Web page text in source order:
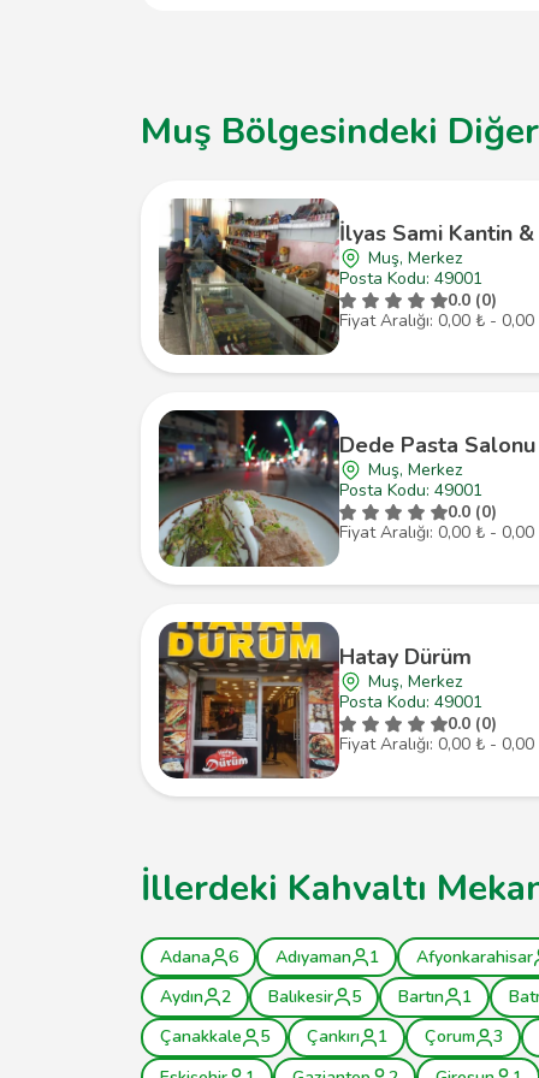
Muş Bölgesindeki
İlyas Sami Kantin &
Muş, Merkez
Posta Kodu: 49001
0.0 (0)
Fiyat Aralığı: 0,00 ₺ - 0,00
Dede Pasta Salonu
Muş, Merkez
Posta Kodu: 49001
0.0 (0)
Fiyat Aralığı: 0,00 ₺ - 0,00
Hatay Dürüm
Muş, Merkez
Posta Kodu: 49001
0.0 (0)
Fiyat Aralığı: 0,00 ₺ - 0,00
İllerdeki Kahvaltı
Adana 6 Adıyaman 1
Afyonkarahisar
Aydın
2 Balıkesir 5 Bartın 1
Çanakkale
5 Çankırı 1 Çorum
3